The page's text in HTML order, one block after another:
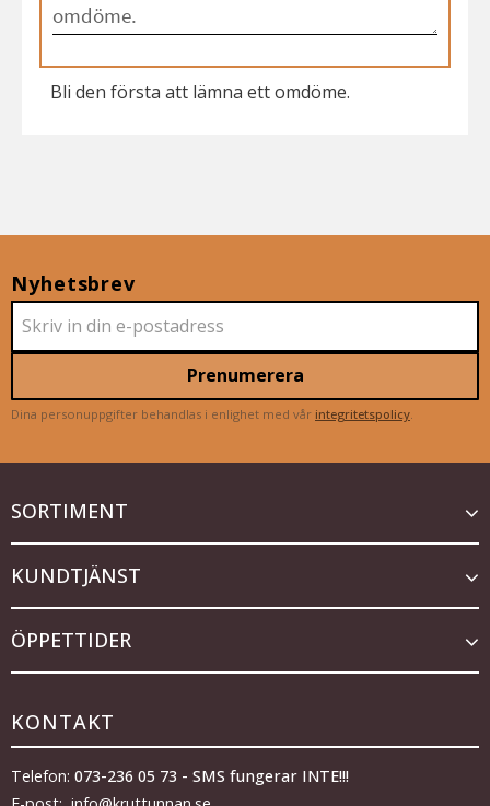
Bli den första att lämna ett omdöme.
Nyhetsbrev
Prenumerera
Dina personuppgifter behandlas i enlighet med vår integritetspolicy
SORTIMENT
KUNDTJÄNST
ÖPPETTIDER
KONTAKT
Telefon: 073-236 05 73 - SMS fungerar INTE!!!